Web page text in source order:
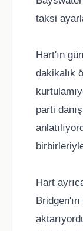
taksi
Hart'ın
dakikalık
parti
Hart